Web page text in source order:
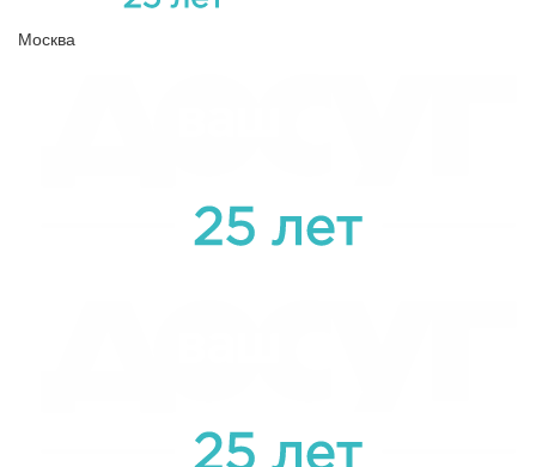
Москва